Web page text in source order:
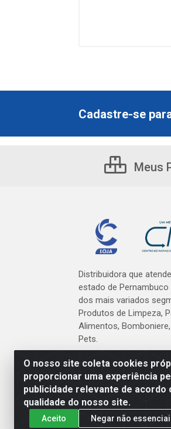
O nosso site coleta cookies
proporcionar uma experiência
publicidade relevante de
qualidade do nosso site.
Aceito Negar não
Cadastre-se
Meus
Distribuidora que
estado de
dos mais variados
Produtos de Limpeza,
Alimentos,
Pets.